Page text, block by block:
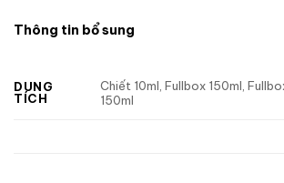
trở thành từ khoá được tìm kiếm nhiều nhất
Thông tin bổ sung
DUNG
TÍCH
Chiết 10ml, Fullbox 150ml,
150ml